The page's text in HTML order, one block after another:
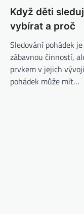
Když děti
vybírat a proč
Sledování pohádek
zábavnou činností,
prvkem v jejich
pohádek může mít…